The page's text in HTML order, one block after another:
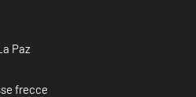
Paz
frecce